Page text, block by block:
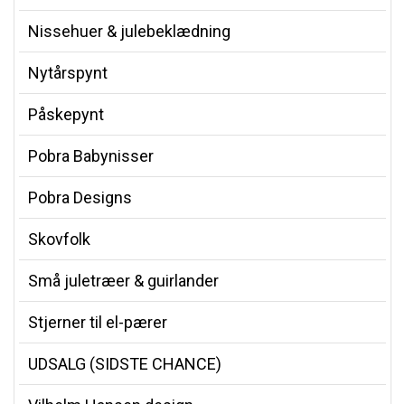
Nissehuer & julebeklædning
Nytårspynt
Påskepynt
Pobra Babynisser
Pobra Designs
Skovfolk
Små juletræer & guirlander
Stjerner til el-pærer
UDSALG (SIDSTE CHANCE)